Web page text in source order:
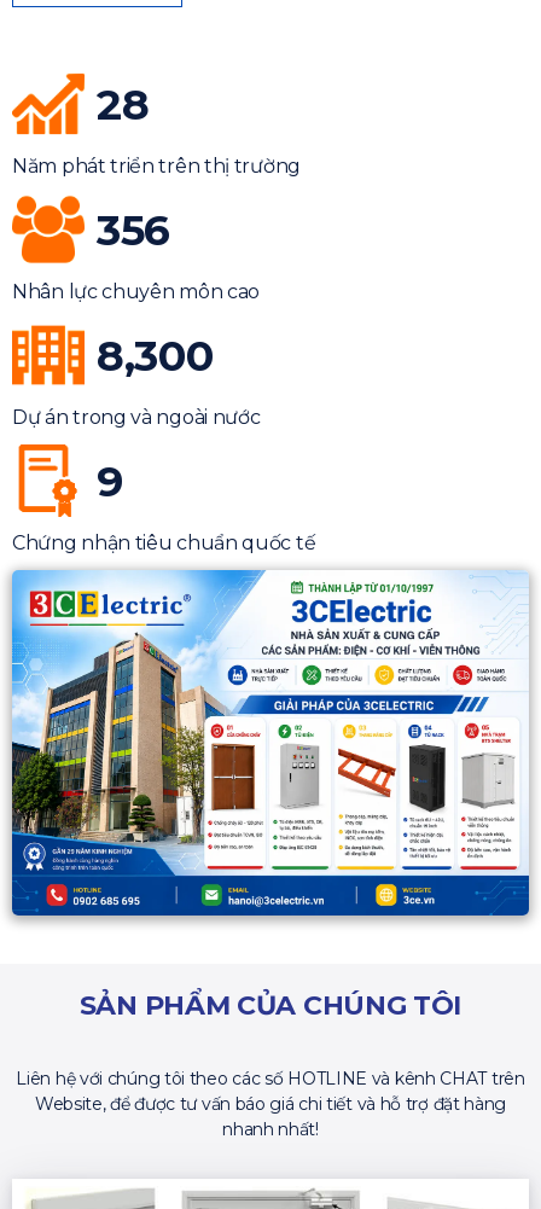
28
Năm phát triển trên thị trường
356
Nhân lực chuyên môn cao
8,300
Dự án trong và ngoài nước
9
Chứng nhận tiêu chuẩn quốc tế
SẢN PHẨM CỦA CHÚNG TÔI
Liên hệ với chúng tôi theo các số HOTLINE và kênh CHAT trên
Website, để được tư vấn báo giá chi tiết và hỗ trợ đặt hàng
nhanh nhất!